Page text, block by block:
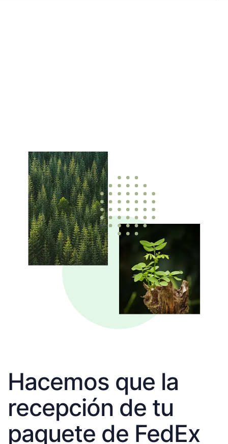
Hacemos que la
recepción de tu
paquete de FedEx